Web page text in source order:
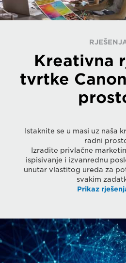
Kreativna
tvrtke
Istaknite se u masi uz naša
radni
Izradite privlačne
ispisivanje i izvanrednu
unutar vlastitog ureda za
svakim
Prikaz